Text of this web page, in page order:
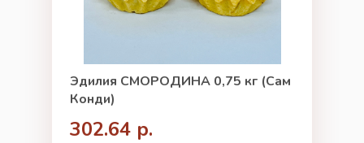
Эдилия СМОРОДИНА 0,75 кг (Сам
Конди)
302.64 р.